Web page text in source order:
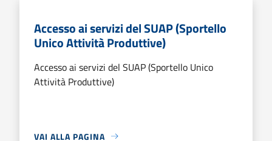
Accesso ai servizi del SUAP (Sportello
Unico Attività Produttive)
Accesso ai servizi del SUAP (Sportello Unico
Attività Produttive)
VAI ALLA PAGINA